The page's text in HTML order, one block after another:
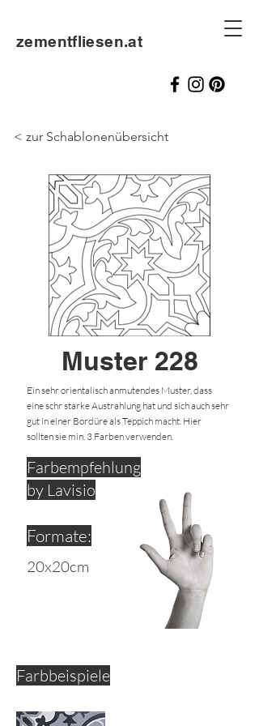
zementfliesen.at
< zur Schablonenübersicht
Muster 228
Ein sehr orientalisch anmutendes Muster, dass
eine schr starke Austrahlung hat und sich auch sehr
gut in einer Bordüre als Teppich macht. Hier
sollten sie min. 3 Farben verwenden.
Formate:
20x20cm
Farbempfehlung
by Lavisio
Farbbeispiele